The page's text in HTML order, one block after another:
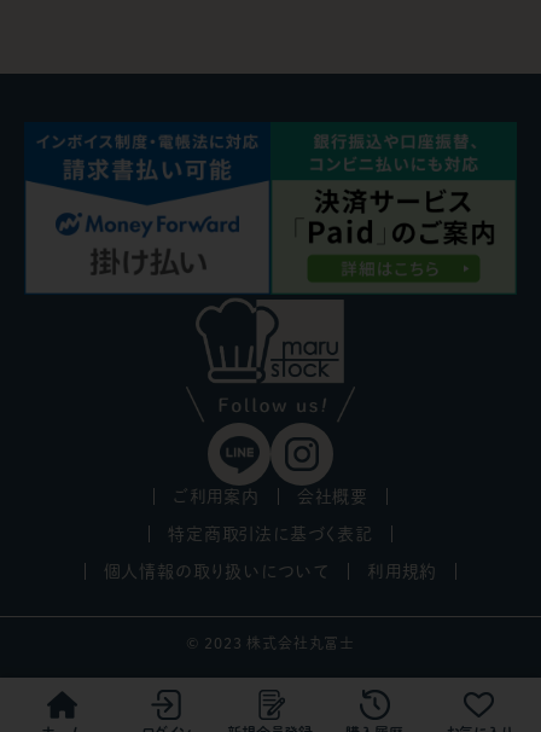
ご利用案内 会社概要
特定商取引法に基づく表記
個人情報の取り扱いについて 利用規約
© 2023 株式会社丸冨士